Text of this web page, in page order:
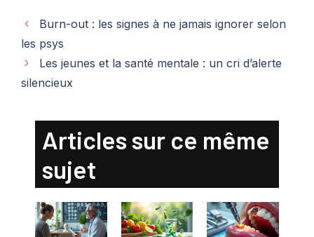
Burn-out : les signes à ne jamais ignorer selon
les psys
Les jeunes et la santé mentale : un cri d’alerte
silencieux
Articles sur ce même
sujet